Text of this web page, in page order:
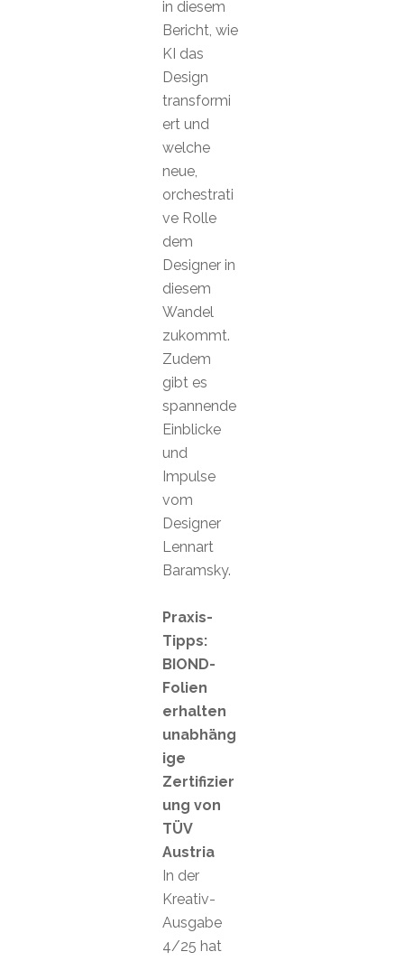
in diesem
Bericht, wie
KI das
Design
transformi
ert und
welche
neue,
orchestrati
ve Rolle
dem
Designer in
diesem
Wandel
zukommt.
Zudem
gibt es
spannende
Einblicke
und
Impulse
vom
Designer
Lennart
Baramsky.
Praxis-
Tipps:
BIOND-
Folien
erhalten
unabhäng
ige
Zertifizier
ung von
TÜV
Austria
In der
Kreativ-
Ausgabe
4/25 hat